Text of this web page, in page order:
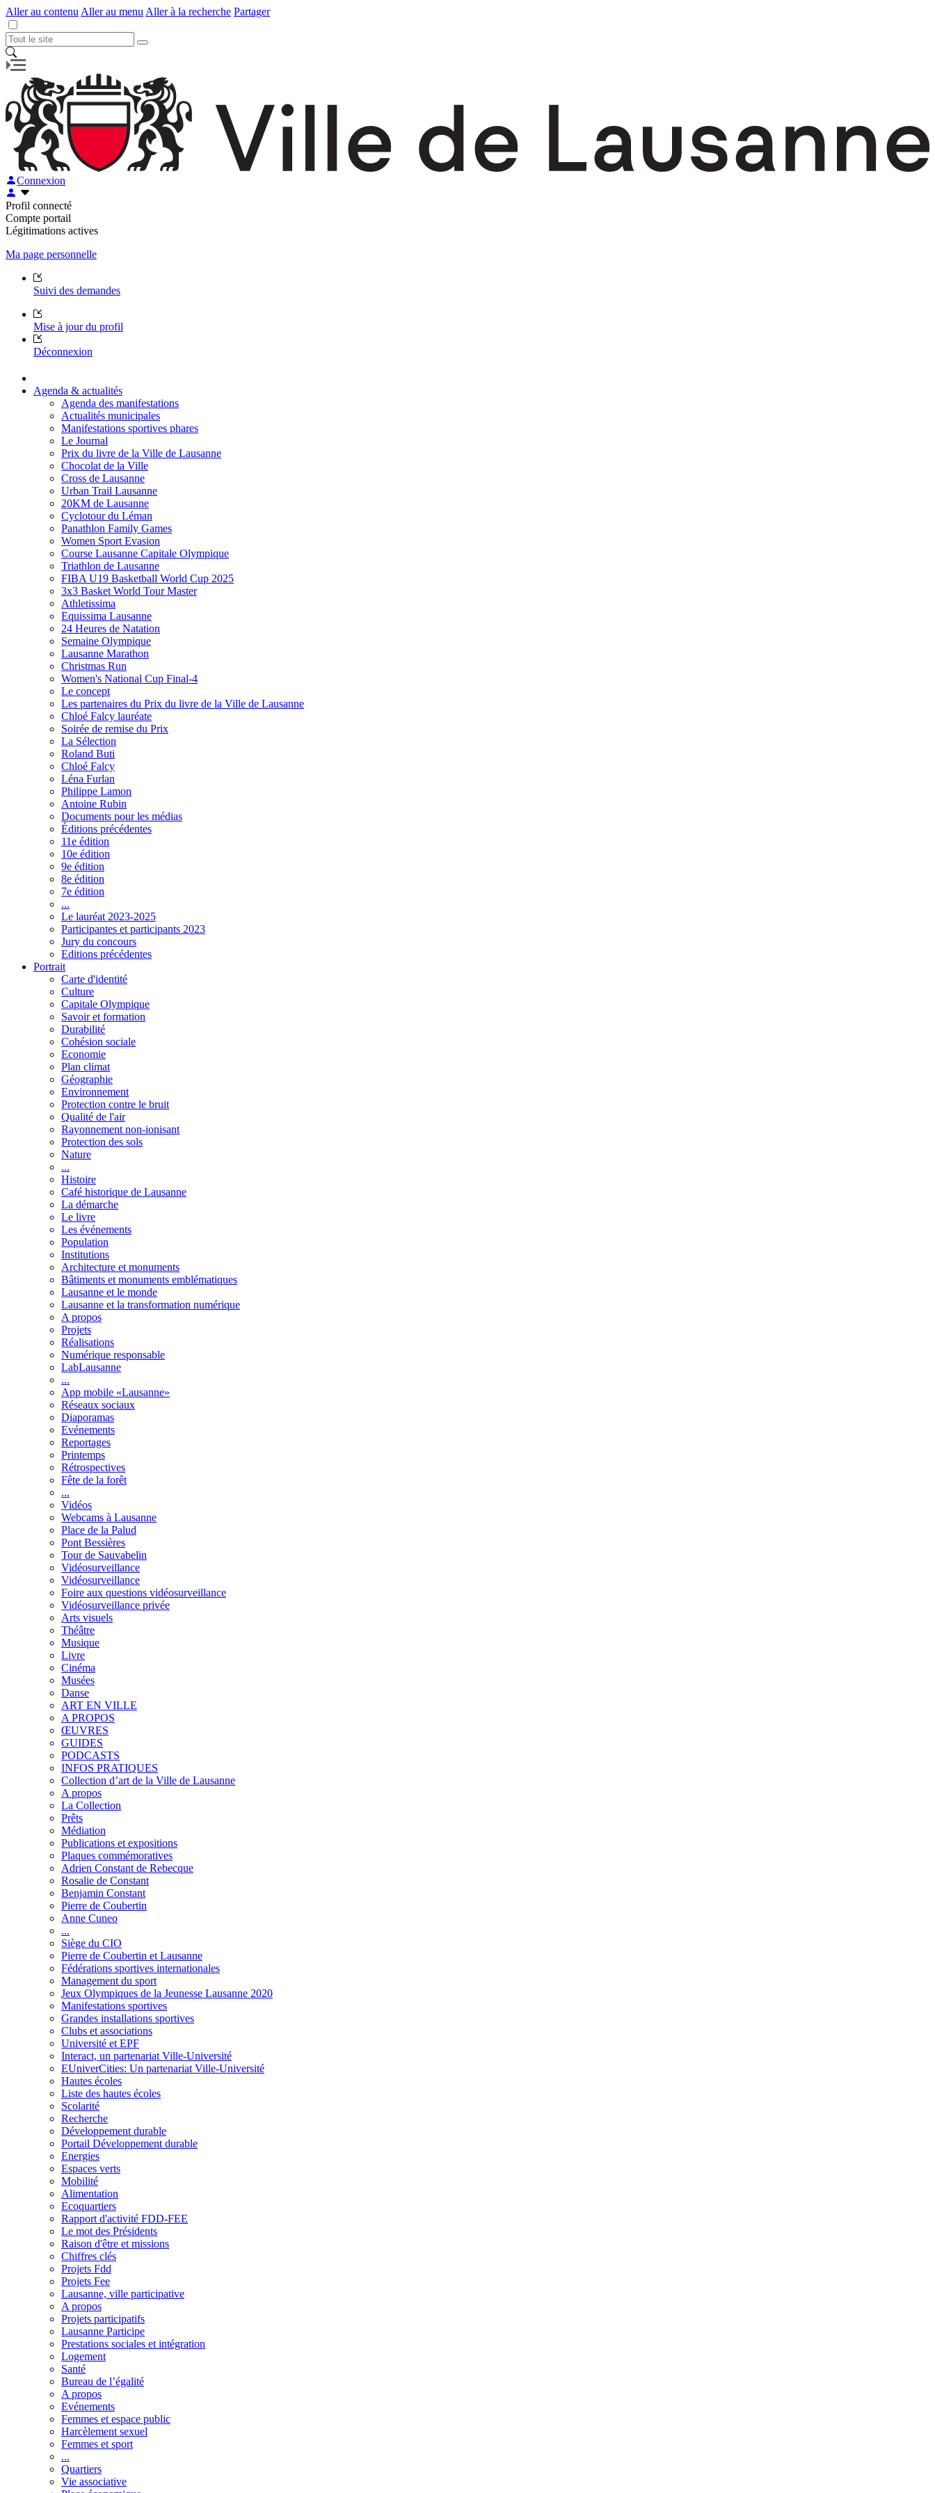
Aller au contenu Aller au menu Aller à la recherche Partager
Connexion
Profil connecté
Compte portail
Légitimations actives
Ma page personnelle
Suivi des demandes
Mise à jour du profil
Déconnexion
Agenda & actualités
Agenda des manifestations
Actualités municipales
Manifestations sportives phares
Le Journal
Prix du livre de la Ville de Lausanne
Chocolat de la Ville
Cross de Lausanne
Urban Trail Lausanne
20KM de Lausanne
Cyclotour du Léman
Panathlon Family Games
Women Sport Evasion
Course Lausanne Capitale Olympique
Triathlon de Lausanne
FIBA U19 Basketball World Cup 2025
3x3 Basket World Tour Master
Athletissima
Equissima Lausanne
24 Heures de Natation
Semaine Olympique
Lausanne Marathon
Christmas Run
Women's National Cup Final-4
Le concept
Les partenaires du Prix du livre de la Ville de Lausanne
Chloé Falcy lauréate
Soirée de remise du Prix
La Sélection
Roland Buti
Chloé Falcy
Léna Furlan
Philippe Lamon
Antoine Rubin
Documents pour les médias
Éditions précédentes
11e édition
10e édition
9e édition
8e édition
7e édition
...
Le lauréat 2023-2025
Participantes et participants 2023
Jury du concours
Editions précédentes
Portrait
Carte d'identité
Culture
Capitale Olympique
Savoir et formation
Durabilité
Cohésion sociale
Economie
Plan climat
Géographie
Environnement
Protection contre le bruit
Qualité de l'air
Rayonnement non-ionisant
Protection des sols
Nature
...
Histoire
Café historique de Lausanne
La démarche
Le livre
Les événements
Population
Institutions
Architecture et monuments
Bâtiments et monuments emblématiques
Lausanne et le monde
Lausanne et la transformation numérique
A propos
Projets
Réalisations
Numérique responsable
LabLausanne
...
App mobile «Lausanne»
Réseaux sociaux
Diaporamas
Evénements
Reportages
Printemps
Rétrospectives
Fête de la forêt
...
Vidéos
Webcams à Lausanne
Place de la Palud
Pont Bessières
Tour de Sauvabelin
Vidéosurveillance
Vidéosurveillance
Foire aux questions vidéosurveillance
Vidéosurveillance privée
Arts visuels
Théâtre
Musique
Livre
Cinéma
Musées
Danse
ART EN VILLE
A PROPOS
ŒUVRES
GUIDES
PODCASTS
INFOS PRATIQUES
Collection d’art de la Ville de Lausanne
A propos
La Collection
Prêts
Médiation
Publications et expositions
Plaques commémoratives
Adrien Constant de Rebecque
Rosalie de Constant
Benjamin Constant
Pierre de Coubertin
Anne Cuneo
...
Siège du CIO
Pierre de Coubertin et Lausanne
Fédérations sportives internationales
Management du sport
Jeux Olympiques de la Jeunesse Lausanne 2020
Manifestations sportives
Grandes installations sportives
Clubs et associations
Université et EPF
Interact, un partenariat Ville-Université
EUniverCities: Un partenariat Ville-Université
Hautes écoles
Liste des hautes écoles
Scolarité
Recherche
Développement durable
Portail Développement durable
Energies
Espaces verts
Mobilité
Alimentation
Ecoquartiers
Rapport d'activité FDD-FEE
Le mot des Présidents
Raison d'être et missions
Chiffres clés
Projets Fdd
Projets Fee
Lausanne, ville participative
A propos
Projets participatifs
Lausanne Participe
Prestations sociales et intégration
Logement
Santé
Bureau de l’égalité
A propos
Evénements
Femmes et espace public
Harcèlement sexuel
Femmes et sport
...
Quartiers
Vie associative